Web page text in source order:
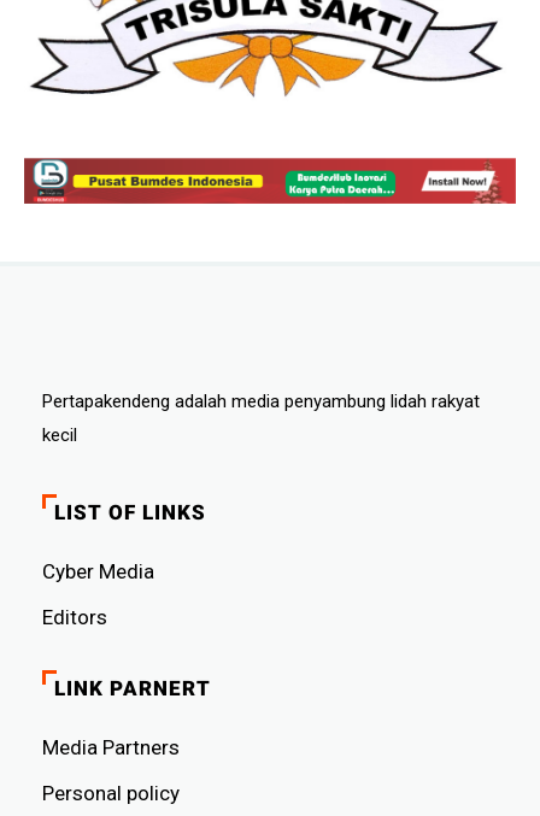
Pertapakendeng adalah media penyambung lidah rakyat
kecil
LIST OF LINKS
Cyber ​​Media
Editors
LINK PARNERT
Media Partners
Personal policy